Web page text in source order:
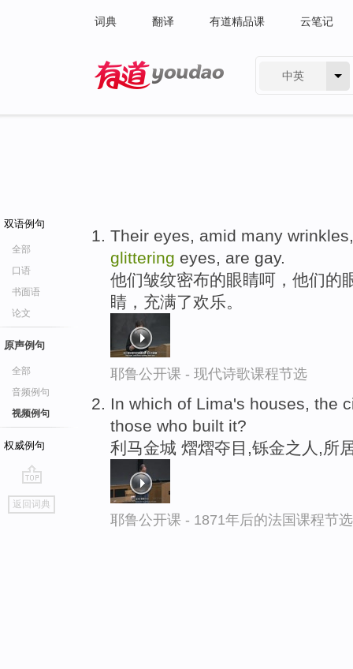
词典 翻译 有道精品课 云笔记
中英
双语例句
全部
口语
书面语
论文
原声例句
全部
音频例句
视频例句
权威例句
go
top
返回词典
Their eyes, amid many
glittering eyes, are gay.
他们皱纹密布的眼睛呵，他们的
睛，充满了欢乐。
耶鲁公开课 - 现代诗歌课程节选
In which of Lima's houses, the
those who built it?
利马金城 熠熠夺目,铄金之人,所
耶鲁公开课 - 1871年后的法国课程节选